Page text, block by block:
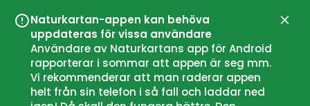
Naturkartan-appen kan behöva
uppdateras för vissa användare
Användare av Naturkartans app för Android
rapporterar i sommar att appen är seg mm.
Vi rekommenderar att man raderar appen
helt från sin telefon i så fall och laddar ned
Sulje